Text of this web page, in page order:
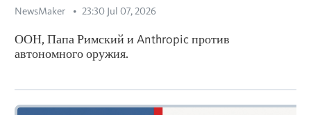
NewsMaker 23:30 Jul 07, 2026
ООН, Папа Римский и Anthropic против
автономного оружия.